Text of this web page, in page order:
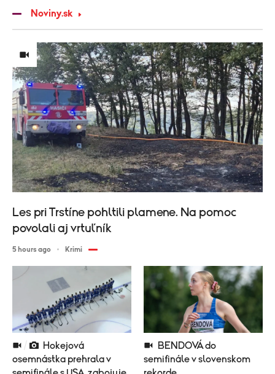
Noviny.sk
osemnástka prehrala v
semifinále v slovenskom
Les pri Trstíne pohltili plamene. Na pomoc
povolali aj vrtuľník
5 hours ago Krimi